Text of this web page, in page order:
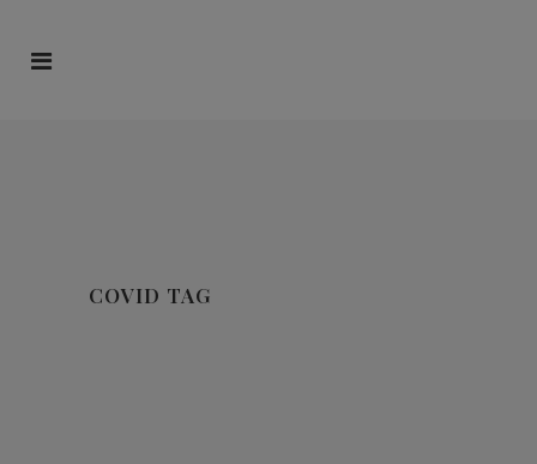
COVID TAG